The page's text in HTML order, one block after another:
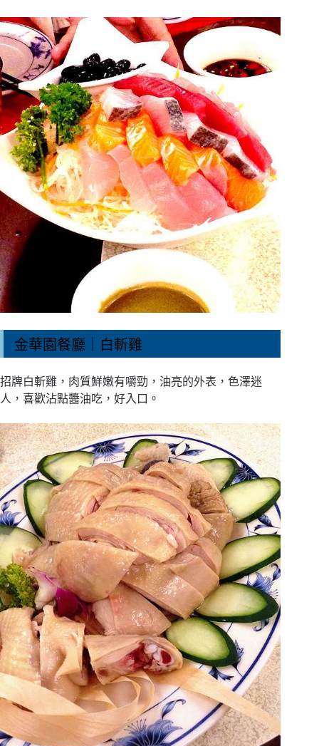
金華園餐廳｜白斬雞
招牌白斬雞，肉質鮮嫩有嚼勁，油亮的外表，色澤迷
人，喜歡沾點醬油吃，好入口。